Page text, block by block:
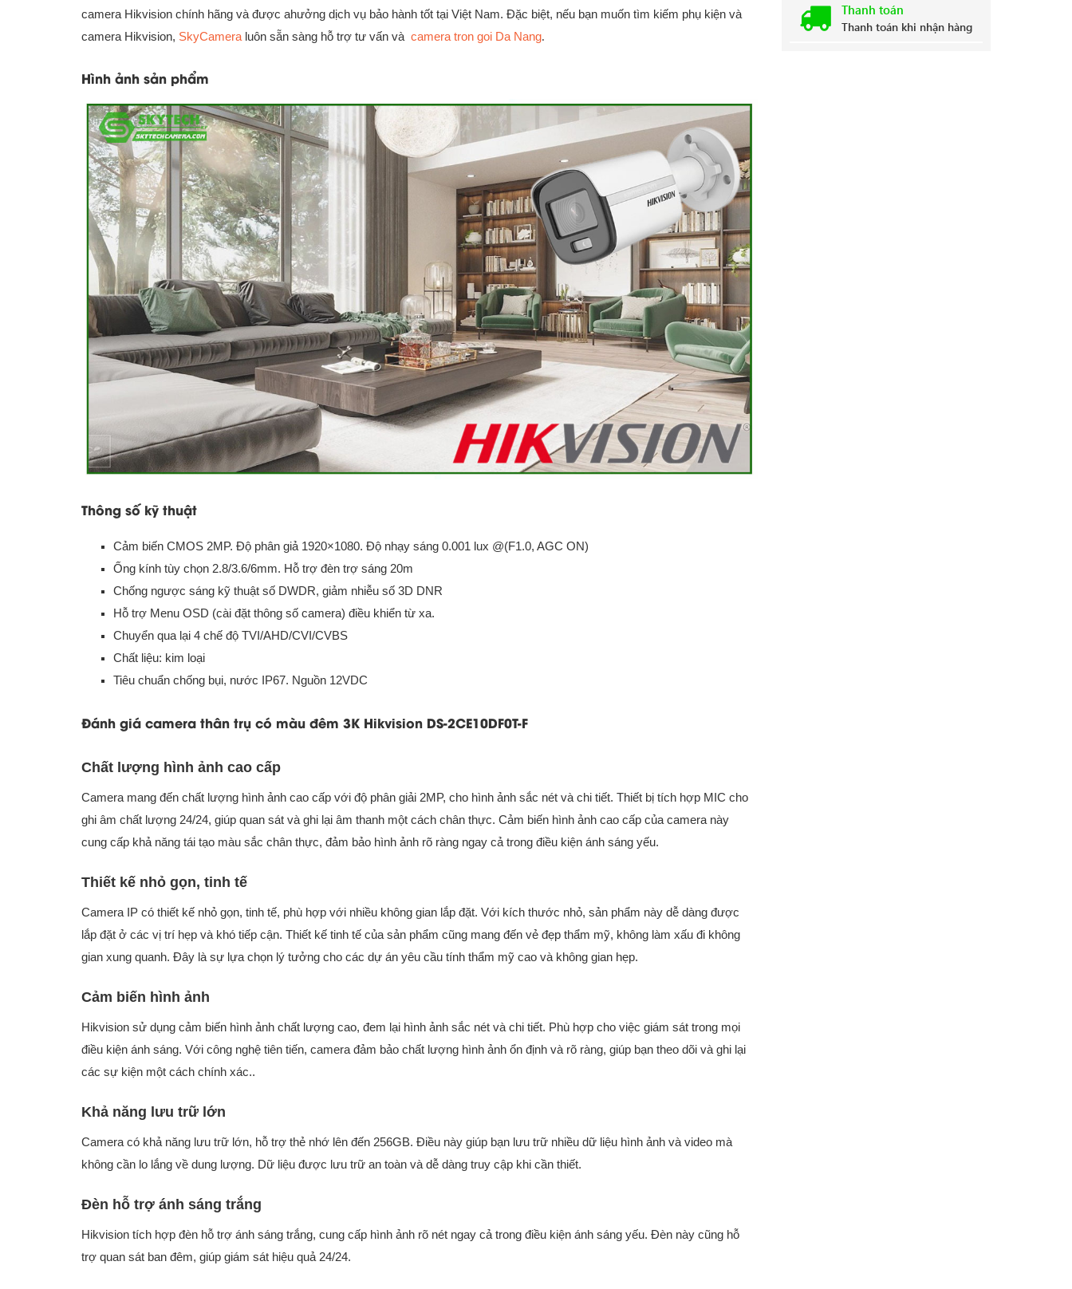
camera Hikvision chính hãng và được ahưởng dịch vụ bảo hành tốt tại Việt Nam. Đặc biệt, nếu bạn muốn tìm kiếm phụ kiện và
camera Hikvision, SkyCamera luôn sẵn sàng hỗ trợ tư vấn và camera tron goi Da Nang.
Hình ảnh sản phẩm
Thông số kỹ thuật
Cảm biến CMOS 2MP. Độ phân giả 1920×1080. Độ nhạy sáng 0.001 lux @(F1.0, AGC ON)
Ống kính tùy chọn 2.8/3.6/6mm. Hỗ trợ đèn trợ sáng 20m
Chống ngược sáng kỹ thuật số DWDR, giảm nhiễu số 3D DNR
Hỗ trợ Menu OSD (cài đặt thông số camera) điều khiển từ xa.
Chuyển qua lại 4 chế độ TVI/AHD/CVI/CVBS
Chất liệu: kim loại
Tiêu chuẩn chống bụi, nước IP67. Nguồn 12VDC
Đánh giá camera thân trụ có màu đêm 3K Hikvision DS-2CE10DF0T-F
Chất lượng hình ảnh cao cấp
Camera mang đến chất lượng hình ảnh cao cấp với độ phân giải 2MP, cho hình ảnh sắc nét và chi tiết. Thiết bị tích hợp MIC cho
ghi âm chất lượng 24/24, giúp quan sát và ghi lại âm thanh một cách chân thực. Cảm biến hình ảnh cao cấp của camera này
cung cấp khả năng tái tạo màu sắc chân thực, đảm bảo hình ảnh rõ ràng ngay cả trong điều kiện ánh sáng yếu.
Thiết kế nhỏ gọn, tinh tế
Camera IP có thiết kế nhỏ gọn, tinh tế, phù hợp với nhiều không gian lắp đặt. Với kích thước nhỏ, sản phẩm này dễ dàng được
lắp đặt ở các vị trí hẹp và khó tiếp cận. Thiết kế tinh tế của sản phẩm cũng mang đến vẻ đẹp thẩm mỹ, không làm xấu đi không
gian xung quanh. Đây là sự lựa chọn lý tưởng cho các dự án yêu cầu tính thẩm mỹ cao và không gian hẹp.
Cảm biến hình ảnh
Hikvision sử dụng cảm biến hình ảnh chất lượng cao, đem lại hình ảnh sắc nét và chi tiết. Phù hợp cho việc giám sát trong mọi
điều kiện ánh sáng. Với công nghệ tiên tiến, camera đảm bảo chất lượng hình ảnh ổn định và rõ ràng, giúp bạn theo dõi và ghi lại
các sự kiện một cách chính xác..
Khả năng lưu trữ lớn
Camera có khả năng lưu trữ lớn, hỗ trợ thẻ nhớ lên đến 256GB. Điều này giúp bạn lưu trữ nhiều dữ liệu hình ảnh và video mà
không cần lo lắng về dung lượng. Dữ liệu được lưu trữ an toàn và dễ dàng truy cập khi cần thiết.
Đèn hỗ trợ ánh sáng trắng
Hikvision tích hợp đèn hỗ trợ ánh sáng trắng, cung cấp hình ảnh rõ nét ngay cả trong điều kiện ánh sáng yếu. Đèn này cũng hỗ
trợ quan sát ban đêm, giúp giám sát hiệu quả 24/24.
Thanh toán
Thanh toán khi nhận hàng